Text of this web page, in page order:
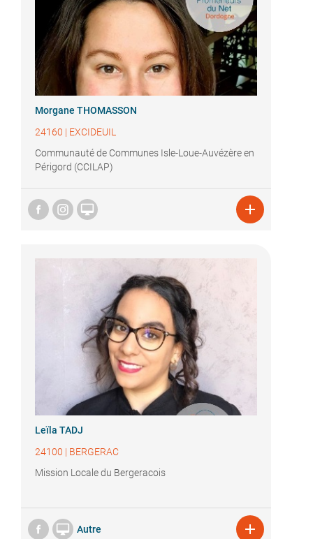
Morgane THOMASSON
24160 | EXCIDEUIL
Communauté de Communes Isle-Loue-Auvézère en
Périgord (CCILAP)
 
Leïla TADJ
24100 | BERGERAC
Mission Locale du Bergeracois
 Autre 